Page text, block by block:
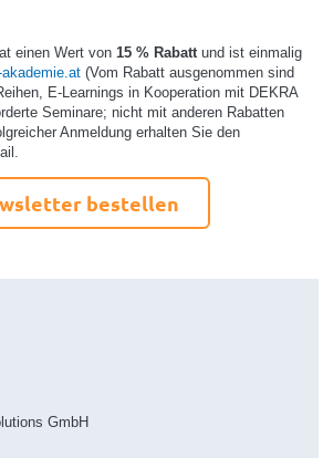
einen Wert von 15 % Rabatt und ist einmalig
(Vom Rabatt ausgenommen sind
E-Learnings in Kooperation mit DEKRA
Seminare; nicht mit anderen Rabatten
Anmeldung erhalten Sie den
bestellen
GmbH